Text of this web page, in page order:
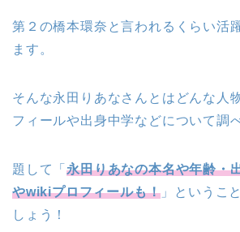
第２の橋本環奈と言われるくらい活
ます。
そんな永田りあなさんとはどんな人
フィールや出身中学などについて調
題して「永田りあなの本名や年齢・
やwikiプロフィールも！ 」というこ
しょう！